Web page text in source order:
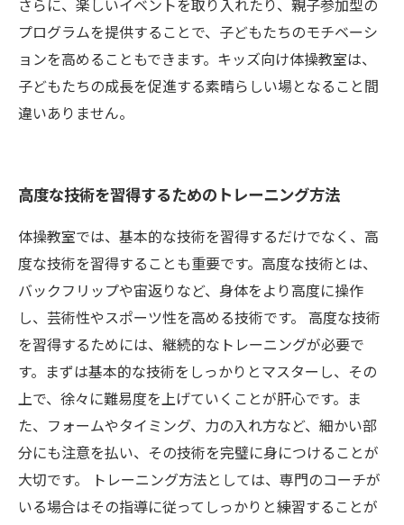
さらに、楽しいイベントを取り入れたり、親子参加型の
プログラムを提供することで、子どもたちのモチベーシ
ョンを高めることもできます。キッズ向け体操教室は、
子どもたちの成長を促進する素晴らしい場となること間
違いありません。
高度な技術を習得するためのトレーニング方法
体操教室では、基本的な技術を習得するだけでなく、高
度な技術を習得することも重要です。高度な技術とは、
バックフリップや宙返りなど、身体をより高度に操作
し、芸術性やスポーツ性を高める技術です。 高度な技術
を習得するためには、継続的なトレーニングが必要で
す。まずは基本的な技術をしっかりとマスターし、その
上で、徐々に難易度を上げていくことが肝心です。ま
た、フォームやタイミング、力の入れ方など、細かい部
分にも注意を払い、その技術を完璧に身につけることが
大切です。 トレーニング方法としては、専門のコーチが
いる場合はその指導に従ってしっかりと練習することが